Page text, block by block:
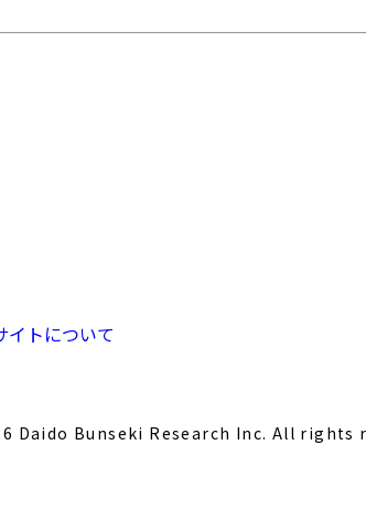
イトについて
Daido Bunseki Research Inc. All rights